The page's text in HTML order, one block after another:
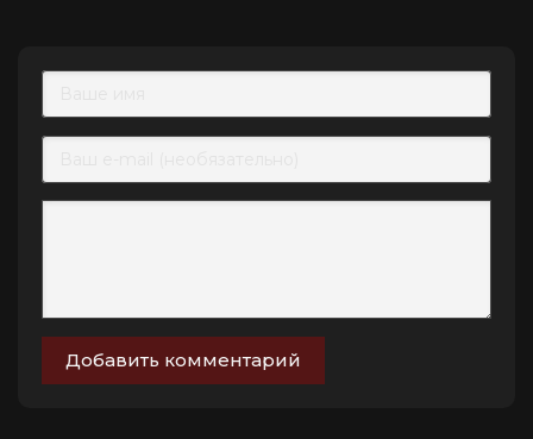
Добавить комментарий